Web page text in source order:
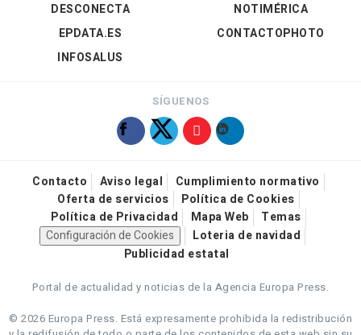
DESCONECTA
EPDATA.ES
INFOSALUS
NOTIMÉRICA
CONTACTOPHOTO
SÍGUENOS
Contacto Aviso legal
Cumplimiento normativo
Oferta de servicios
Política de Cookies
Política de Privacidad
Mapa Web
Temas
Configuración de Cookies
Loteria de navidad
Publicidad estatal
Portal de actualidad y noticias de la Agencia Europa Press.
© 2026 Europa Press. Está expresamente prohibida la redistribución